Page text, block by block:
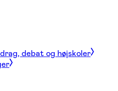
debat og højskoler